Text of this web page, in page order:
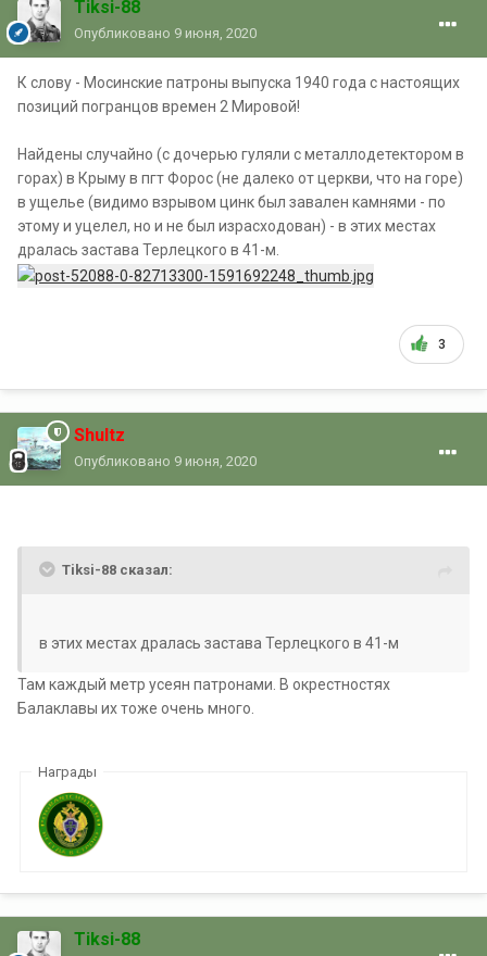
Tiksi-88
Опубликовано 9 июня, 2020
К слову - Мосинские патроны выпуска 1940 года с настоящих
позиций погранцов времен 2 Мировой!
Найдены случайно (с дочерью гуляли с металлодетектором в
горах) в Крыму в пгт Форос (не далеко от церкви, что на горе)
в ущелье (видимо взрывом цинк был завален камнями - по
этому и уцелел, но и не был израсходован) - в этих местах
дралась застава Терлецкого в 41-м.
3
Shultz
Опубликовано 9 июня, 2020
Tiksi-88 сказал:
в этих местах дралась застава Терлецкого в 41-м
Там каждый метр усеян патронами. В окрестностях
Балаклавы их тоже очень много.
Награды
Tiksi-88